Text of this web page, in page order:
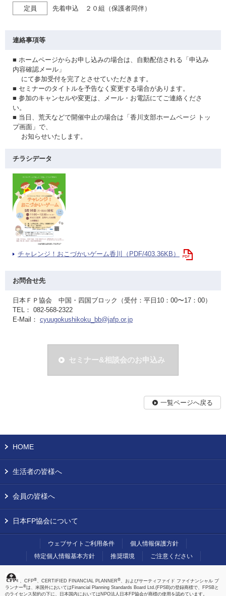
定員 先着申込 ２０組（保護者同伴）
連絡事項等
■ ホームページからお申し込みの場合は、自動配信される「申込み
内容確認メール」
にて参加受付を完了とさせていただきます。
■ セミナーのタイトルを予告なく変更する場合があります。
■ 参加のキャンセルや変更は、メール・お電話にてご連絡くださ
い。
■ 当日、荒天などで開催中止の場合は「香川支部ホームページ トッ
プ画面」で、
お知らせいたします。
チラシデータ
チャレンジ！おこづかいゲーム香川（PDF/403.36KB）
お問合せ先
日本ＦＰ協会 中国・四国ブロック（受付：平日10：00〜17：00）
TEL： 082-568-2322
E-Mail： cyuugokushikoku_bb@jafp.or.jp
セミナー&相談会のお申込み
一覧ページへ戻る
HOME
生活者の皆様へ
会員の皆様へ
日本FP協会について
ウェブサイトご利用条件
個人情報保護方針
特定個人情報基本方針
推奨環境 ご注意ください
、CFP®、CERTIFIED FINANCIAL PLANNER®、およびサーティファイド ファイナンシャル プ
ランナー®は、米国外においてはFinancial Planning Standards Board Ltd.(FPSB)の登録商標で、FPSBと
のライセンス契約の下に、日本国内においてはNPO法人日本FP協会が商標の使用を認めています。